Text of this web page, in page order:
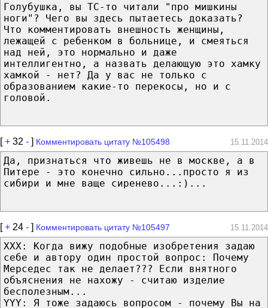
Голубушка, вы ТС-то читали "про мишкины
ноги"? Чего вы здесь пытаетесь доказать?
Что комментировать внешность женщины,
лежащей с ребенком в больнице, и смеяться
над ней, это нормально и даже
интеллигентно, а назвать делающую это хамку
хамкой - нет? Да у вас не только с
образованием какие-то перекосы, но и с
головой.
[+ 32 - ] Комментировать цитату №105498 15.11.2014
Да, признаться что живешь не в москве, а в
Питере - это конечно сильно...просто я из
сибири и мне ваще сиренево...:)...
[+ 24 - ] Комментировать цитату №105497 15.11.2014
ХХХ: Когда вижу подобные изобретения задаю
себе и автору один простой вопрос: Почему
Мерседес так не делает??? Если внятного
объяснения не нахожу - считаю изделие
бесполезным...
YYY: Я тоже задаюсь вопросом - почему Вы на